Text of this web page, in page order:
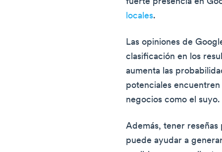
locales.
Las opiniones de
clasificación en los
aumenta las
potenciales
negocios como el suyo.
Además, tener
puede ayudar a